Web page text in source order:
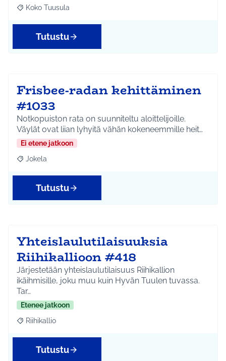
Rajaa tulokset aihepiirin mukaan: Koko Tuusula
Koko Tuusula
Tutustu
Frisbee-radan kehittäminen
#1033
Notkopuiston rata on suunniteltu aloittelijoille.
Väylät ovat liian lyhyitä vähän kokeneemmille heit…
Ei etene jatkoon
Rajaa tulokset aihepiirin mukaan: Jokela
Jokela
Tutustu
Yhteislaulutilaisuuksia
Riihikallioon #418
Järjestetään yhteislaulutilaisuus Riihikallion
ikäihmisille, joku muu kuin Hyvän Tuulen tuvassa.
Tar…
Etenee jatkoon
Rajaa tulokset aihepiirin mukaan: Riihikallio
Riihikallio
Tutustu